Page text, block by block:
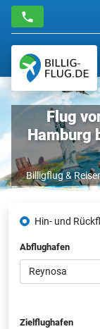
Flug
Hamburg
Billigflug &
Hin- und
Abflughafen
Zielflughafen